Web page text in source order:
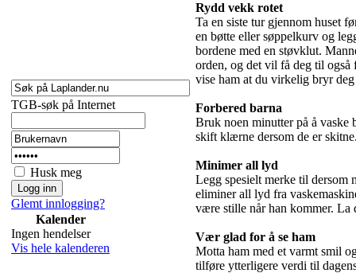
TGB-søk på Internet
Husk meg
Glemt innlogging?
Kalender
Ingen hendelser
Vis hele kalenderen
Rydd vekk rotet
Ta en siste tur gjennom huset
en bøtte eller søppelkurv og
bordene med en støvklut.
orden, og det vil få deg til også
vise ham at du virkelig bryr
Forbered barna
Bruk noen minutter på å vaske
skift klærne dersom de er
Minimer all lyd
Legg spesielt merke til dersom
eliminer all lyd fra
være stille når han kommer. La
Vær glad for å se ham
Motta ham med et varmt smil
tilføre ytterligere verdi til